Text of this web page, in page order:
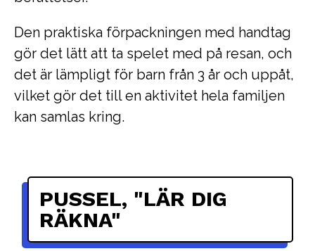
Den praktiska förpackningen med handtag
gör det lätt att ta spelet med på resan, och
det är lämpligt för barn från 3 år och uppåt,
vilket gör det till en aktivitet hela familjen
kan samlas kring.
PUSSEL, "LÄR DIG
RÄKNA"